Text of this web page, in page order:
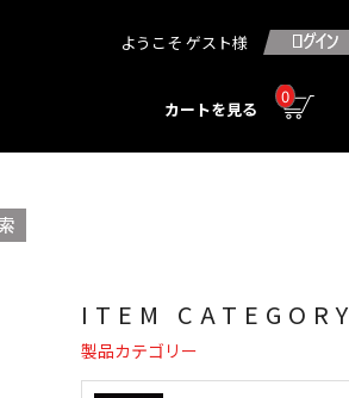
ようこそ ゲスト様
カートを見る
0
ITEM CATEGORY
製品カテゴリー